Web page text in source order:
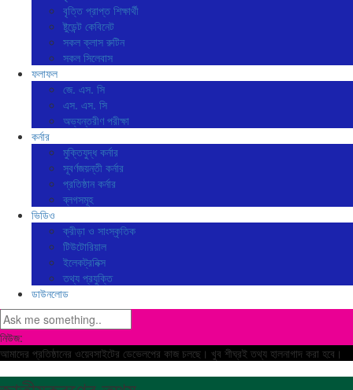
বৃত্তি প্রাপ্ত শিক্ষার্থী
ষ্টুডেন্ট কেবিনেট
সকল ক্লাস রুটিন
সকল সিলেবাস
ফলাফল
জে. এস. সি
এস. এস. সি
অভ্যন্তরীণ পরীক্ষা
কর্নার
মুক্তিযুদ্ধ কর্নার
সূবর্ণজয়ন্তী কর্নার
প্রতিষ্ঠান কর্নার
ব্লগসমূহ
ভিডিও
ক্রীড়া ও সাংস্কৃতিক
টিউটোরিয়াল
ইলেকট্রনিক্স
তথ্য প্রযুক্তি
ডাউনলোড
নিউজ:
আমাদের প্রতিষ্ঠানের ওয়েবসাইটের ডেভেলপের কাজ চলছে। খুব শীঘ্রই তথ্য হালনাগাদ করা হবে।